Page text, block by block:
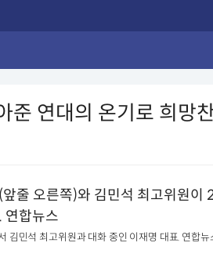
준 연대의 온기로 희망
김민석 최고위원과 대화 중인 이재명 대표. 연합뉴